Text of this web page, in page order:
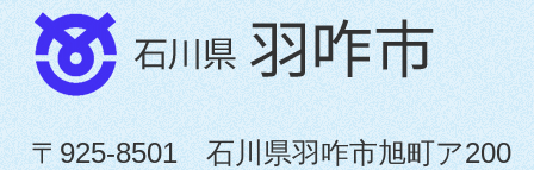
〒925-8501 石川県羽咋市旭町ア200